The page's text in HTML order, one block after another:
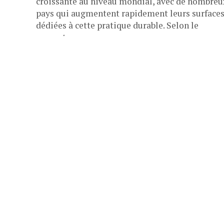
pays qui augmentent rapidement leurs surfaces
dédiées à cette pratique durable. Selon le
rapport...